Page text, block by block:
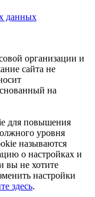
данных
организации и
сайта не
на
для повышения
уровня
называются
о настройках и
вы не хотите
настройки
здесь.